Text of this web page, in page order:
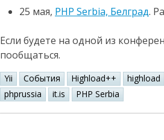
25 мая, PHP Serbia, Белград.
Если будете на одной из
пообщаться.
Yii События Highload++ highload
phprussia
it.is PHP Serbia